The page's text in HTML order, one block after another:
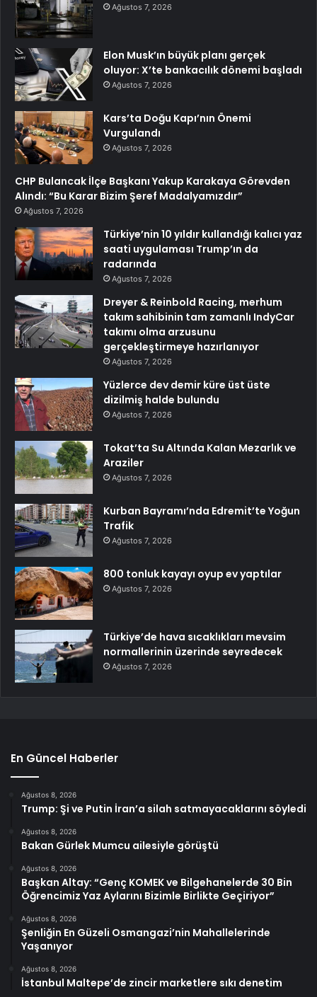
Ağustos 7, 2026
Elon Musk’ın büyük planı gerçek
oluyor: X’te bankacılık dönemi başladı
Ağustos 7, 2026
Kars’ta Doğu Kapı’nın Önemi
Vurgulandı
Ağustos 7, 2026
CHP Bulancak İlçe Başkanı Yakup Karakaya Görevden
Alındı: “Bu Karar Bizim Şeref Madalyamızdır”
Ağustos 7, 2026
Türkiye’nin 10 yıldır kullandığı kalıcı yaz
saati uygulaması Trump’ın da
radarında
Ağustos 7, 2026
Dreyer & Reinbold Racing, merhum
takım sahibinin tam zamanlı IndyCar
takımı olma arzusunu
gerçekleştirmeye hazırlanıyor
Ağustos 7, 2026
Yüzlerce dev demir küre üst üste
dizilmiş halde bulundu
Ağustos 7, 2026
Tokat’ta Su Altında Kalan Mezarlık ve
Araziler
Ağustos 7, 2026
Kurban Bayramı’nda Edremit’te Yoğun
Trafik
Ağustos 7, 2026
800 tonluk kayayı oyup ev yaptılar
Ağustos 7, 2026
Türkiye’de hava sıcaklıkları mevsim
normallerinin üzerinde seyredecek
Ağustos 7, 2026
En Güncel Haberler
Ağustos 8, 2026
Trump: Şi ve Putin İran’a silah satmayacaklarını söyledi
Ağustos 8, 2026
Bakan Gürlek Mumcu ailesiyle görüştü
Ağustos 8, 2026
Başkan Altay: “Genç KOMEK ve Bilgehanelerde 30 Bin
Öğrencimiz Yaz Aylarını Bizimle Birlikte Geçiriyor”
Ağustos 8, 2026
Şenliğin En Güzeli Osmangazi’nin Mahallelerinde
Yaşanıyor
Ağustos 8, 2026
İstanbul Maltepe’de zincir marketlere sıkı denetim